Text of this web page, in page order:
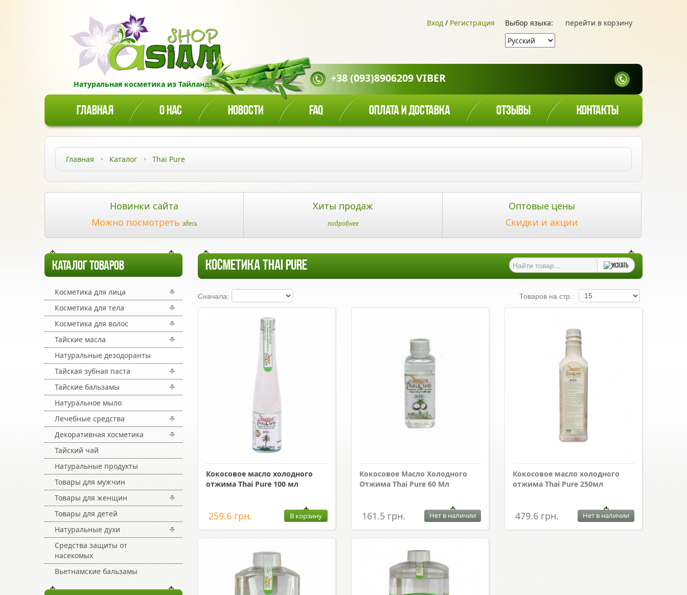
Натуральная косметика из Тайланда!
перейти в корзину
Выбор языка:
Вход / Регистрация
+38 (093)8906209 VIBER
ГЛАВНАЯ О НАС НОВОСТИ FAQ ОПЛАТА И ДОСТАВКА ОТЗЫВЫ КОНТАКТЫ
Главная Каталог Thai Pure
Новинки сайта
Можно посмотреть здесь
Хиты продаж
подробнее
Оптовые цены
Скидки и акции
КАТАЛОГ ТОВАРОВ
Косметика для лица
Косметика для тела
Косметика для волос
Тайские масла
Натуральные дезодоранты
Тайская зубная паста
Тайские бальзамы
Натуральное мыло
Лечебные средства
Декоративная косметика
Тайский чай
Натуральные продукты
Товары для мужчин
Товары для женщин
Товары для детей
Натуральные духи
Средства защиты от
насекомых
Вьетнамские бальзамы
КОСМЕТИКА THAI PURE
Сначала: Товаров на стр.:
Кокосовое масло холодного
отжима Thai Pure 100 мл
259.6 грн. В корзину
Кокосовое Масло Холодного
Отжима Thai Pure 60 Мл
161.5 грн. Нет в наличии
Кокосовое масло холодного
отжима Thai Pure 250мл
479.6 грн. Нет в наличии